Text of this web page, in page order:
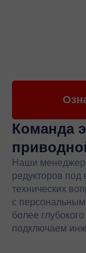
Команда
Наши
редукторов
технических
с
более
подключаем